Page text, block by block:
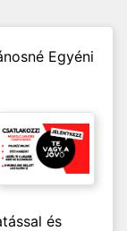
Egyéni
és